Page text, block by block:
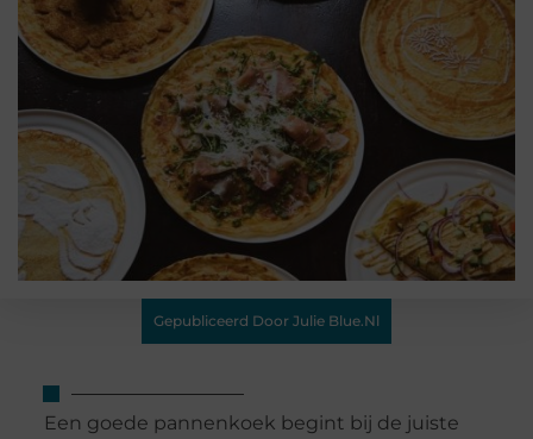
Gepubliceerd Door Julie Blue.nl
Een goede pannenkoek begint bij de juiste